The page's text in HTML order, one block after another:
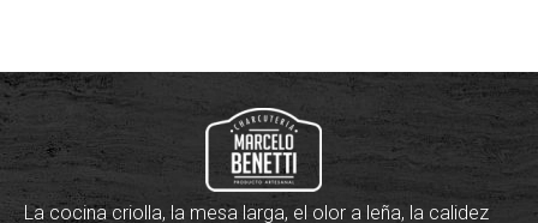
La cocina criolla, la mesa larga, el olor a leña, la calidez